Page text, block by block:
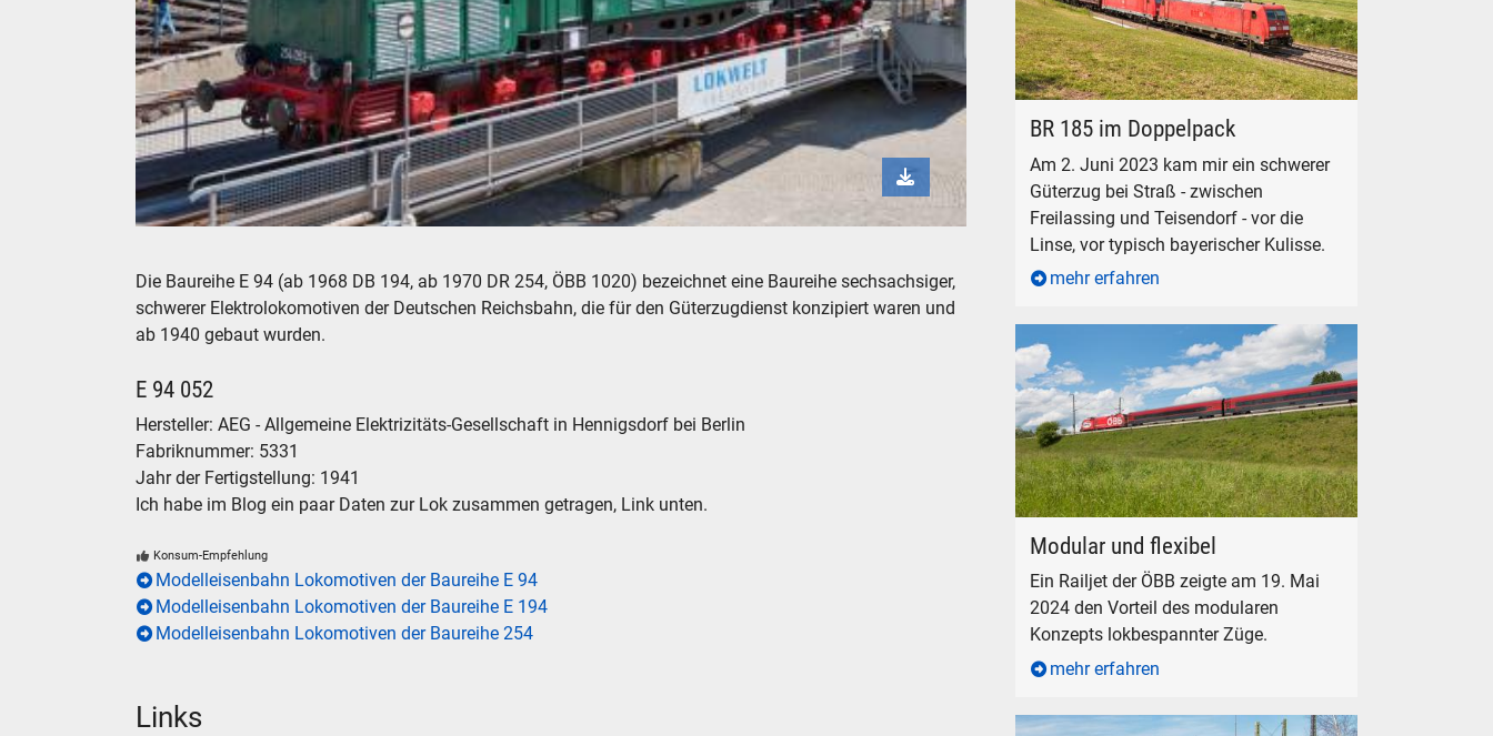
Die Baureihe E 94 (ab 1968 DB 194, ab 1970 DR 254, ÖBB 1020) bezeichnet eine Baureihe sechsachsiger,
schwerer Elektrolokomotiven der Deutschen Reichsbahn, die für den Güterzugdienst konzipiert waren und
ab 1940 gebaut wurden.
E 94 052
Hersteller: AEG - Allgemeine Elektrizitäts-Gesellschaft in Hennigsdorf bei Berlin
Fabriknummer: 5331
Jahr der Fertigstellung: 1941
Ich habe im Blog ein paar Daten zur Lok zusammen getragen, Link unten.
Konsum-Empfehlung
Modelleisenbahn Lokomotiven der Baureihe E 94
Modelleisenbahn Lokomotiven der Baureihe E 194
Modelleisenbahn Lokomotiven der Baureihe 254
Links
BR 185 im Doppelpack
Am 2. Juni 2023 kam mir ein schwerer
Güterzug bei Straß - zwischen
Freilassing und Teisendorf - vor die
Linse, vor typisch bayerischer Kulisse.
mehr erfahren
Modular und flexibel
Ein Railjet der ÖBB zeigte am 19. Mai
2024 den Vorteil des modularen
Konzepts lokbespannter Züge.
mehr erfahren